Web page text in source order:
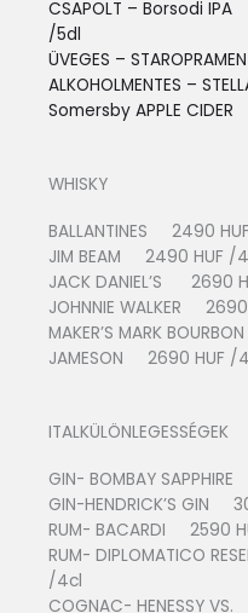
CSAPOLT – Borsodi
/5dl
ÜVEGES –
ALKOHOLMENTES –
Somersby APPLE
WHISKY
BALLANTINES 2490
JIM BEAM 2490 HUF /
JACK DANIEL’S 2690
JOHNNIE WALKER
MAKER’S MARK
JAMESON 2690 HUF /
ITALKÜLÖNLEGESSÉGEK
GIN- BOMBAY
GIN-HENDRICK’S GIN
RUM- BACARDI 2590
RUM- DIPLOMATICO
/4cl
COGNAC- HENESSY